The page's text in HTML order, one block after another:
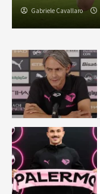
Gabriele Cavallaro